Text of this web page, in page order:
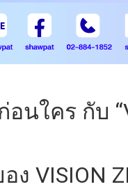
นใคร กับ
VISION